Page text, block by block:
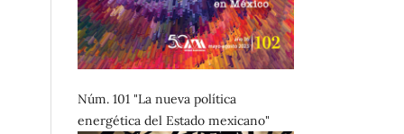
Núm. 101 "La nueva política
energética del Estado mexicano"